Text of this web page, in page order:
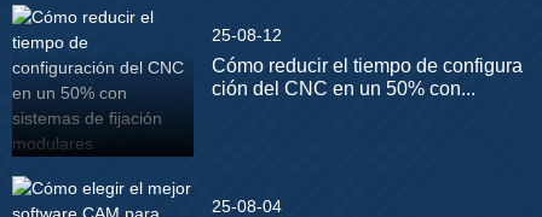
25-08-12
Cómo reducir el tiempo de configura
ción del CNC en un 50% con...
25-08-04